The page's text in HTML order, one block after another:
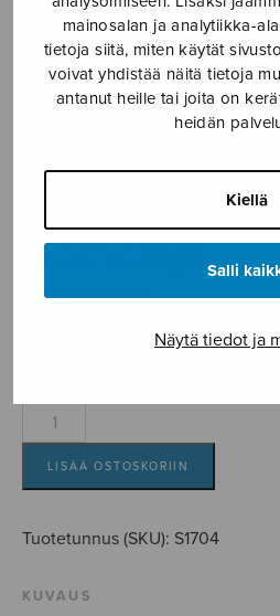
mainosalan ja analytiikka-
tietoja siitä, miten käytät
voivat yhdistää näitä tietoja
antanut heille tai joita on
heidän
Kiellä
Salli
Näytä tiedot ja
Die Predigt
Wallenius Hiski
Predigt
määräLISÄÄ OSTOSKORIIN
Tuotetunnus (SKU): S1704
KUVAUS